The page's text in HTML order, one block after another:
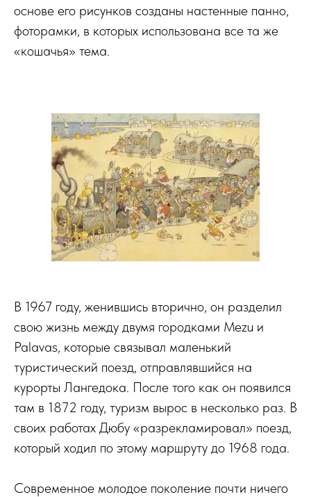
основе его рисунков созданы настенные панно,
фоторамки, в которых использована все та же
«кошачья» тема.
В 1967 году, женившись вторично, он разделил
свою жизнь между двумя городками Mezu и
Palavas, которые связывал маленький
туристический поезд, отправлявшийся на
курорты Лангедока. После того как он появился
там в 1872 году, туризм вырос в несколько раз. В
своих работах Дюбу «разрекламировал» поезд,
который ходил по этому маршруту до 1968 года.
Современное молодое поколение почти ничего